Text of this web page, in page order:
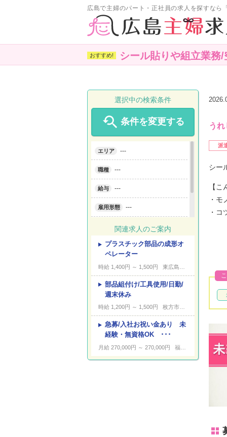
広島で主婦のパート・正社員の求人を探すなら
シール貼りや組立業務
う
派
シー
【
・モ
・コ
選択中の検索条件
 条件を変更する
エリア ---
職種 ---
給与 ---
雇用形態 ---
こだわり条件 ---
キーワード ---
関連求人のご案内
プラスチック部品の成形オ
ペレーター
時給 1,400円 ～ 1,500円 東広島市高屋台
部品組付け/工具使用/日勤/
週末休み
時給 1,200円 ～ 1,500円 枚方市池之宮
急募/入社お祝い金あり 未
経験・無資格OK ･･･
月給 270,000円 ～ 270,000円 福山市新涯町